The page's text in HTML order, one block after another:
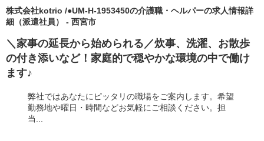
株式会社kotrio /●UM-H-1953450の介護職・ヘルパーの求人情報詳
細（派遣社員） - 西宮市
＼家事の延長から始められる／炊事、洗濯、お散歩
の付き添いなど！家庭的で穏やかな環境の中で働け
ます♪
弊社ではあなたにピッタリの職場をご案内します。希望
勤務地や曜日・時間などお気軽にご相談ください。担
当...